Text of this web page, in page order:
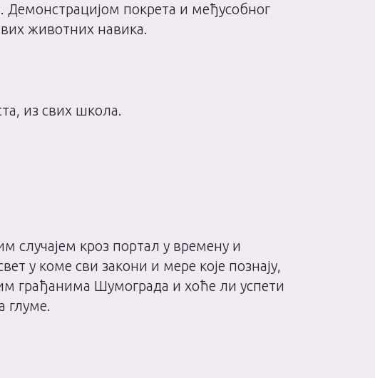
покрета и међусобног
животних навика.
из свих школа.
случајем кроз портал у времену и
у коме сви закони и мере које познају,
грађанима Шумограда и хоће ли успети
глуме.